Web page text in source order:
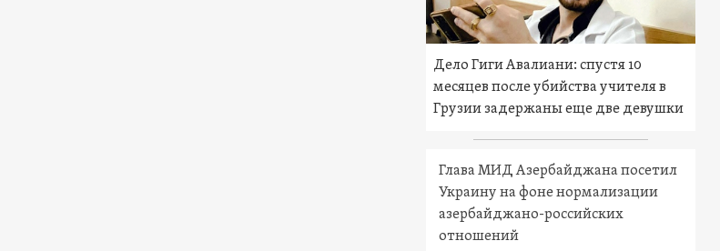
Дело Гиги Авалиани: спустя 10
месяцев после убийства учителя в
Грузии задержаны еще две девушки
Глава МИД Азербайджана посетил
Украину на фоне нормализации
азербайджано-российских
отношений